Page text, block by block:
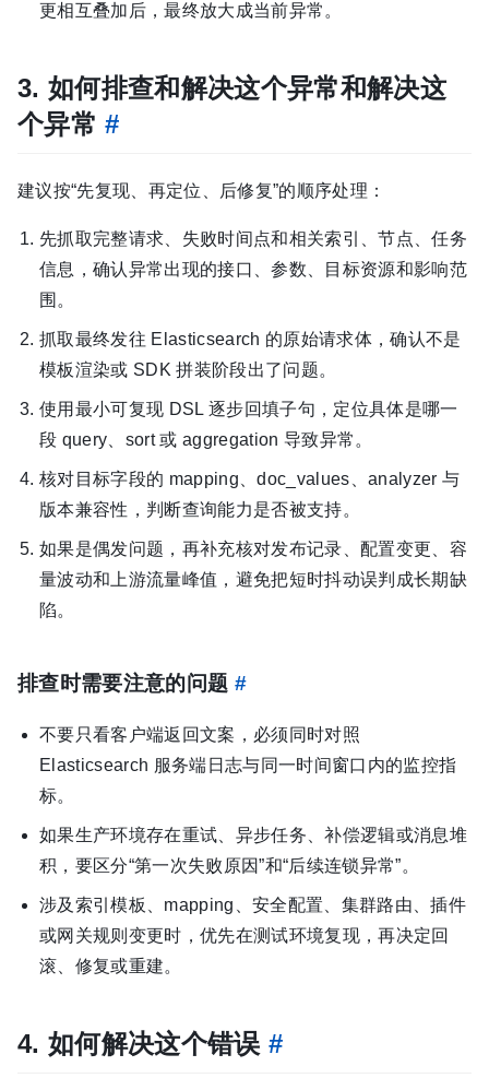
更相互叠加后，最终放大成当前异常。
3. 如何排查和解决这个异常和解决这
个异常#
建议按“先复现、再定位、后修复”的顺序处理：
先抓取完整请求、失败时间点和相关索引、节点、任务
信息，确认异常出现的接口、参数、目标资源和影响范
围。
抓取最终发往 Elasticsearch 的原始请求体，确认不是
模板渲染或 SDK 拼装阶段出了问题。
使用最小可复现 DSL 逐步回填子句，定位具体是哪一
段 query、sort 或 aggregation 导致异常。
核对目标字段的 mapping、doc_values、analyzer 与
版本兼容性，判断查询能力是否被支持。
如果是偶发问题，再补充核对发布记录、配置变更、容
量波动和上游流量峰值，避免把短时抖动误判成长期缺
陷。
排查时需要注意的问题 #
不要只看客户端返回文案，必须同时对照
Elasticsearch 服务端日志与同一时间窗口内的监控指
标。
如果生产环境存在重试、异步任务、补偿逻辑或消息堆
积，要区分“第一次失败原因”和“后续连锁异常”。
涉及索引模板、mapping、安全配置、集群路由、插件
或网关规则变更时，优先在测试环境复现，再决定回
滚、修复或重建。
4. 如何解决这个错误 #